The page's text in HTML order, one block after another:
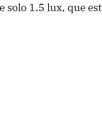
solo 1.5 lux, que